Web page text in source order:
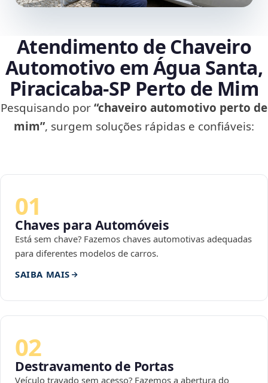
Atendimento de Chaveiro
Automotivo em Água Santa,
Piracicaba‑SP Perto de Mim
Pesquisando por“chaveiro automotivo perto de
mim”, surgem soluções rápidas e confiáveis:
01
Chaves para Automóveis
Está sem chave? Fazemos chaves automotivas adequadas
para diferentes modelos de carros.
SAIBA MAIS
02
Destravamento de Portas
Veículo travado sem acesso? Fazemos a abertura do